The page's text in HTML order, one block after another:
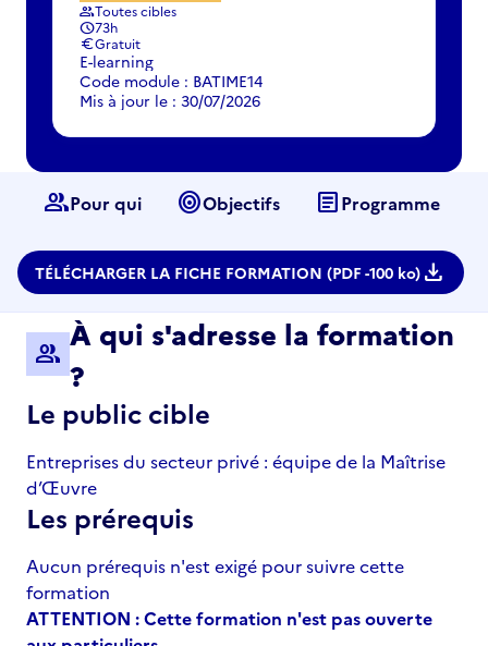
groupToutes cibles
schedule73h
euroGratuit
E-learning
Code module : BATIME14
Mis à jour le : 30/07/2026
groupPour qui targetObjectifs articleProgramme
TÉLÉCHARGER LA FICHE FORMATION (PDF -100 ko) download
group
À qui s'adresse la formation
?
Le public cible
Entreprises du secteur privé : équipe de la Maîtrise
d’Œuvre
Les prérequis
Aucun prérequis n'est exigé pour suivre cette
formation
ATTENTION : Cette formation n'est pas ouverte